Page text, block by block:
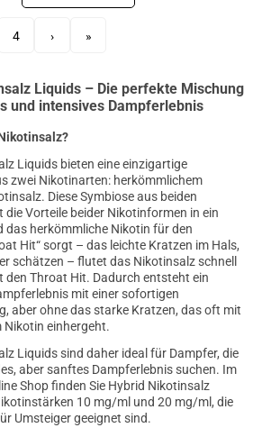
4 › »
Liquids – Die perfekte Mischung
und intensives Dampferlebnis
Liquids bieten eine einzigartige
zwei Nikotinarten: herkömmlichem
Diese Symbiose aus beiden
Vorteile beider Nikotinformen in ein
das herkömmliche Nikotin für den
Hit“ sorgt – das leichte Kratzen im Hals,
schätzen – flutet das Nikotinsalz schnell
den Throat Hit. Dadurch entsteht ein
mit einer sofortigen
aber ohne das starke Kratzen, das oft mit
Nikotin einhergeht.
Liquids sind daher ideal für Dampfer, die
aber sanftes Dampferlebnis suchen. Im
Shop finden Sie Hybrid Nikotinsalz
10 mg/ml und 20 mg/ml, die
Umsteiger geeignet sind.